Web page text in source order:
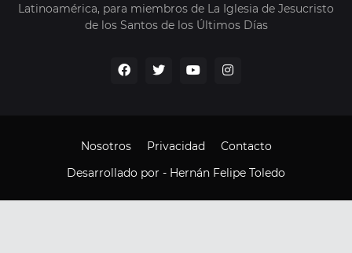
Latinoamérica, para miembros de La Iglesia de Jesucristo
de los Santos de los Últimos Días
Desarrollado por - Hernán Felipe Toledo
Nosotros Privacidad Contacto